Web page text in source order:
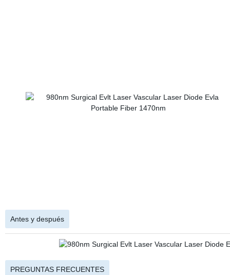
Antes y después
PREGUNTAS FRECUENTES